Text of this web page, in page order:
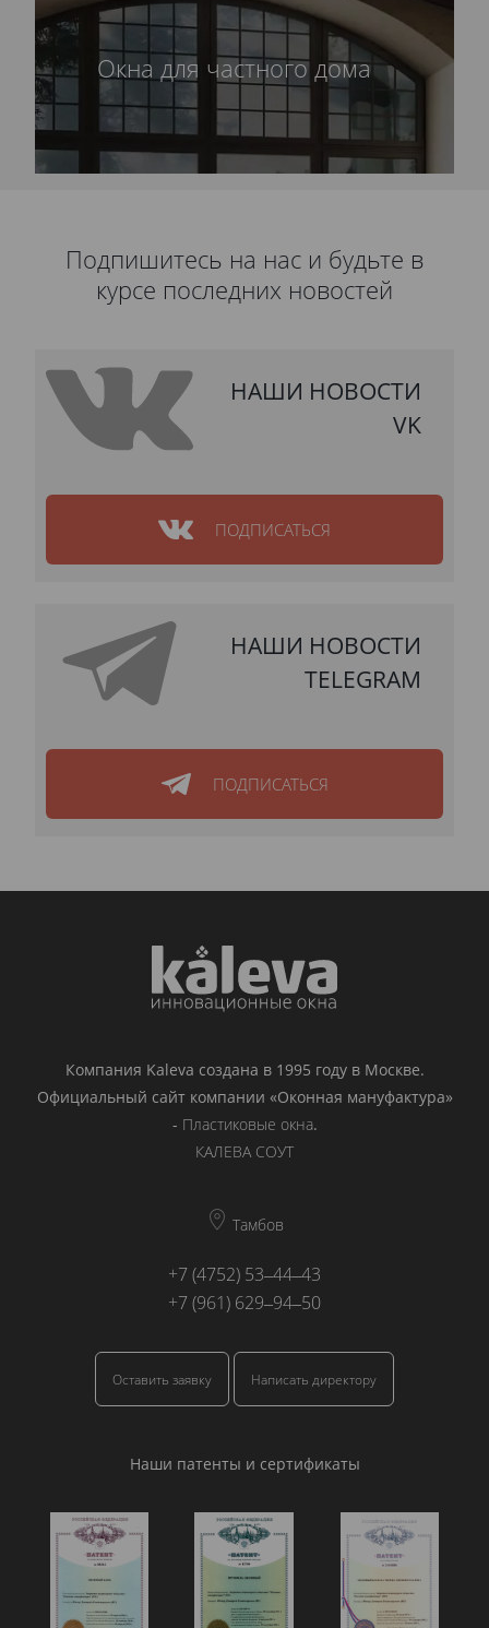
Окна для частного дома
Подпишитесь на нас и будьте в
курсе последних новостей
НАШИ НОВОСТИ
VK
ПОДПИСАТЬСЯ
НАШИ НОВОСТИ
TELEGRAM
ПОДПИСАТЬСЯ
Компания Kaleva создана в 1995 году в Москве.
Официальный сайт компании «Оконная мануфактура»
- Пластиковые окна.
КАЛЕВА СОУТ
Тамбов
+7 (4752) 53‒44‒43
+7 (961) 629‒94‒50
Оставить заявку Написать директору
Наши патенты и сертификаты